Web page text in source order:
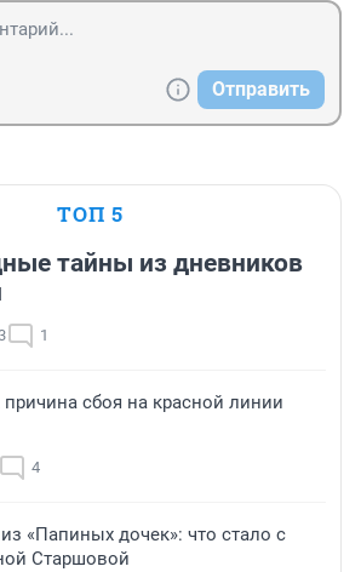
Отправить
ТОП 5
тайны из дневников
1
сбоя на красной линии
4
«Папиных дочек»: что стало с
Старшовой